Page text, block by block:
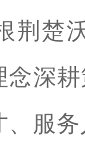
荆楚
深
、服